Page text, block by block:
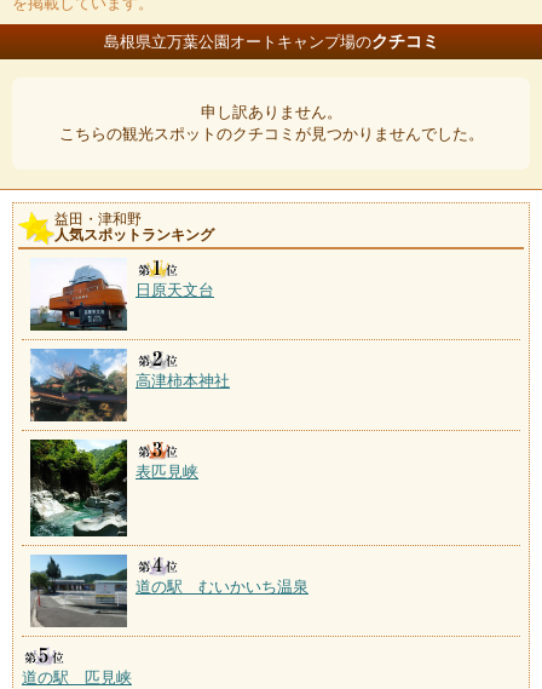
島根県立万葉公園オートキャンプ場のクチコミ
申し訳ありません。
こちらの観光スポットのクチコミが見つかりませんでした。
益田・津和野
人気スポットランキング
日原天文台
高津柿本神社
表匹見峡
道の駅 むいかいち温泉
道の駅 匹見峡